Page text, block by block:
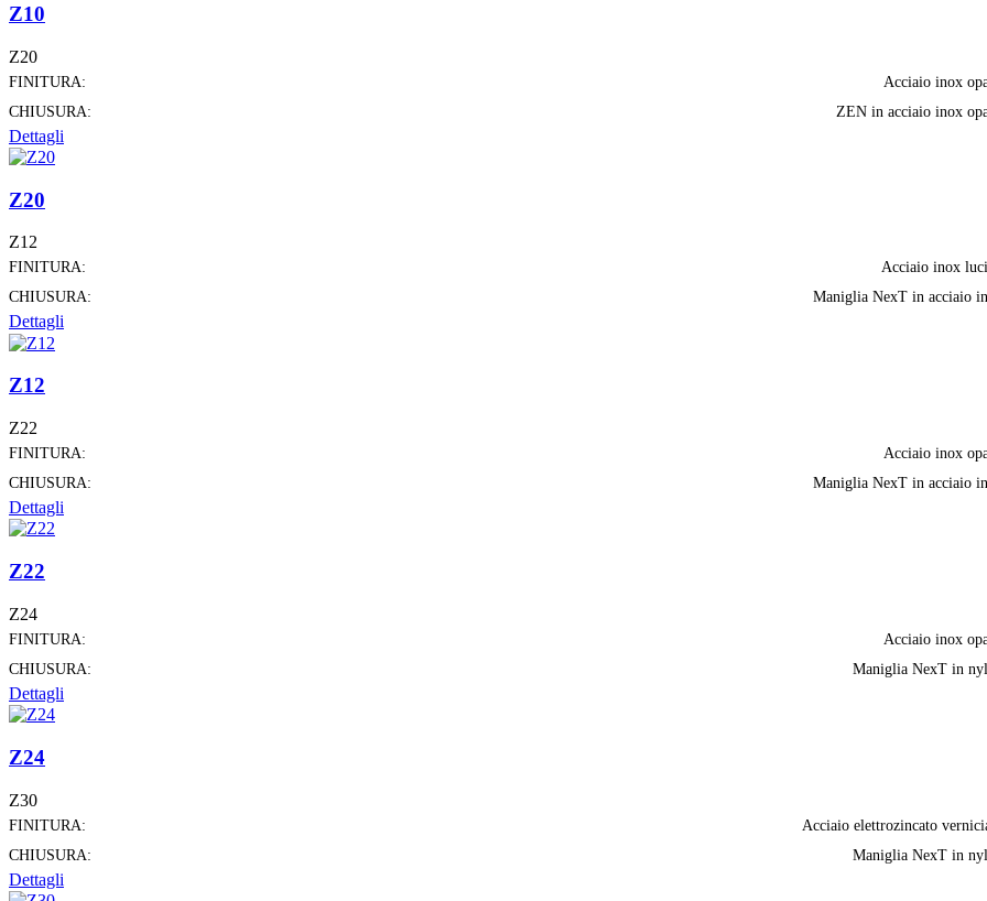
Z10
Z20
FINITURA:
Acciaio inox
CHIUSURA:
ZEN in acciaio inox
Dettagli
Z20
Z12
FINITURA:
Acciaio inox
CHIUSURA:
Maniglia NexT in acciaio
Dettagli
Z12
Z22
FINITURA:
Acciaio inox
CHIUSURA:
Maniglia NexT in acciaio
Dettagli
Z22
Z24
FINITURA:
Acciaio inox
CHIUSURA:
Maniglia NexT in
Dettagli
Z24
Z30
FINITURA:
Acciaio elettrozincato
CHIUSURA:
Maniglia NexT in
Dettagli